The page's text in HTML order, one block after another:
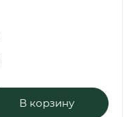
В корзину